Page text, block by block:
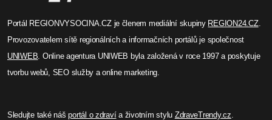
Portál REGIONVYSOCINA.CZ je členem mediální skupiny REGION24.CZ.
Provozovatelem sítě regionálních a informačních portálů je společnost
UNIWEB . Online agentura UNIWEB byla založená v roce 1997 a poskytuje
tvorbu webů, SEO služby a online marketing.
Sledujte také nášportál o zdravía životním stylu ZdraveTrendy.cz